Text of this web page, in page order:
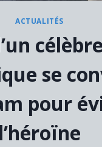
ACTUALITÉS
se
pour
l’héroïne